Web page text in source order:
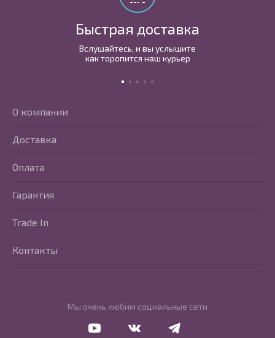
Быстрая доставка
Вслушайтесь, и вы услышите
как торопится наш курьер
Мы очень любим социальные сети
О компании
Доставка
Оплата
Гарантия
Trade In
Контакты